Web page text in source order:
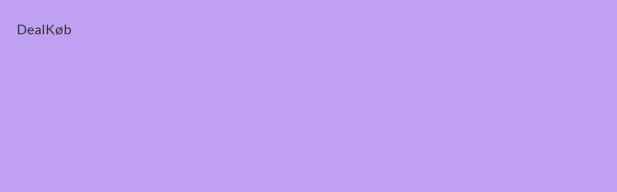
DealKøb